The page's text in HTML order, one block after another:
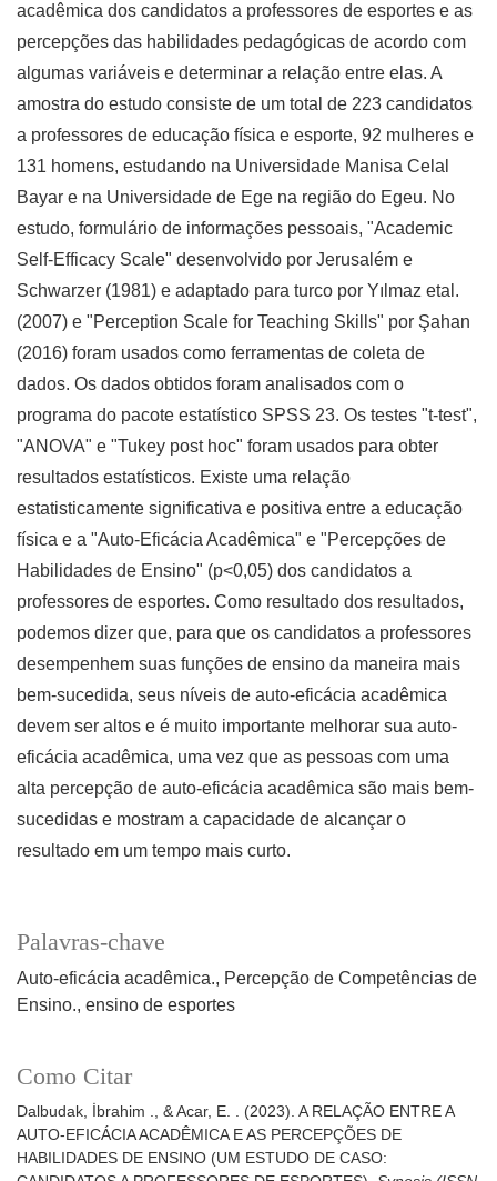
Palavras-chave
Auto-eficácia acadêmica.
Percepção de Competências de
Ensino. ensino de esportes
Como Citar
Dalbudak, İbrahim ., & Acar, E. . (2023). A RELAÇÃO ENTRE A
AUTO-EFICÁCIA ACADÊMICA E AS PERCEPÇÕES DE
HABILIDADES DE ENSINO (UM ESTUDO DE CASO:
acadêmica dos candidatos a professores de esportes e as
percepções das habilidades pedagógicas de acordo com
algumas variáveis e determinar a relação entre elas. A
amostra do estudo consiste de um total de 223 candidatos
a professores de educação física e esporte, 92 mulheres e
131 homens, estudando na Universidade Manisa Celal
Bayar e na Universidade de Ege na região do Egeu. No
estudo, formulário de informações pessoais, "Academic
Self-Efficacy Scale" desenvolvido por Jerusalém e
Schwarzer (1981) e adaptado para turco por Yılmaz etal.
(2007) e "Perception Scale for Teaching Skills" por Şahan
(2016) foram usados como ferramentas de coleta de
dados. Os dados obtidos foram analisados com o
programa do pacote estatístico SPSS 23. Os testes "t-test",
"ANOVA" e "Tukey post hoc" foram usados para obter
resultados estatísticos. Existe uma relação
estatisticamente significativa e positiva entre a educação
física e a "Auto-Eficácia Acadêmica" e "Percepções de
Habilidades de Ensino" (p<0,05) dos candidatos a
professores de esportes. Como resultado dos resultados,
podemos dizer que, para que os candidatos a professores
desempenhem suas funções de ensino da maneira mais
bem-sucedida, seus níveis de auto-eficácia acadêmica
devem ser altos e é muito importante melhorar sua auto-
eficácia acadêmica, uma vez que as pessoas com uma
alta percepção de auto-eficácia acadêmica são mais bem-
sucedidas e mostram a capacidade de alcançar o
resultado em um tempo mais curto.